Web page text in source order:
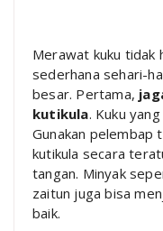
Merawat kuku tidak
sederhana sehari-
besar. Pertama,
kutikula. Kuku
Gunakan pelembap
kutikula secara
tangan. Minyak
zaitun juga bisa
baik.